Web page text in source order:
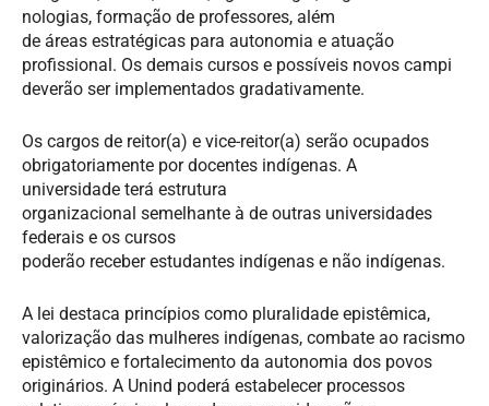
nologias, formação de professores, além
de áreas estratégicas para autonomia e atuação
profissional. Os demais cursos e possíveis novos campi
deverão ser implementados gradativamente.
Os cargos de reitor(a) e vice-reitor(a) serão ocupados
obrigatoriamente por docentes indígenas. A
universidade terá estrutura
organizacional semelhante à de outras universidades
federais e os cursos
poderão receber estudantes indígenas e não indígenas.
A lei destaca princípios como pluralidade epistêmica,
valorização das mulheres indígenas, combate ao racismo
epistêmico e fortalecimento da autonomia dos povos
originários. A Unind poderá estabelecer processos